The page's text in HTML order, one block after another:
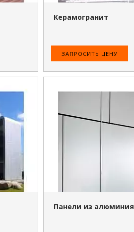
Керамогранит
ЗАПРОСИТЬ ЦЕНУ
Панели из алюминия